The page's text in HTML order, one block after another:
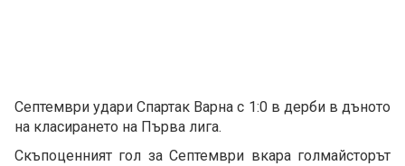
Септември удари Спартак Варна с 1:0 в дерби в дъното
на класирането на Първа лига.
Скъпоценният гол за Септември вкара голмайсторът